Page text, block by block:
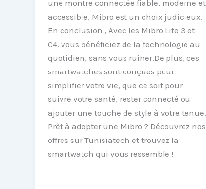
une montre connectée fiable, moderne et
accessible, Mibro est un choix judicieux.
En conclusion , Avec les Mibro Lite 3 et
C4, vous bénéficiez de la technologie au
quotidien, sans vous ruiner.De plus, ces
smartwatches sont conçues pour
simplifier votre vie, que ce soit pour
suivre votre santé, rester connecté ou
ajouter une touche de style à votre tenue.
Prêt à adopter une Mibro ? Découvrez nos
offres sur Tunisiatech et trouvez la
smartwatch qui vous ressemble !